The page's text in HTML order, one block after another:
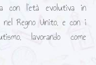
con l’età evolutiva in
Regno Unito, e con i
lavorando come